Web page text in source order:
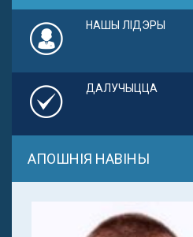
НАШЫ ЛІДЭРЫ
ДАЛУЧЫЦЦА
АПОШНІЯ НАВІНЫ